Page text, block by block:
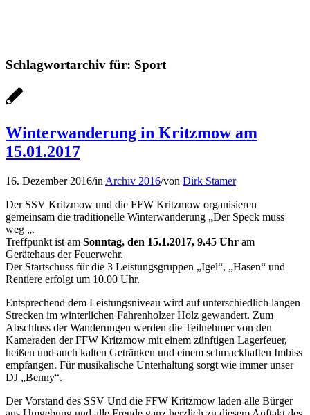
Schlagwortarchiv für: Sport
Winterwanderung in Kritzmow am
15.01.2017
16. Dezember 2016/in Archiv 2016/von Dirk Stamer
Der SSV Kritzmow und die FFW Kritzmow organisieren
gemeinsam die traditionelle Winterwanderung „Der Speck muss
weg „.
Treffpunkt ist am Sonntag, den 15.1.2017, 9.45 Uhr am
Gerätehaus der Feuerwehr.
Der Startschuss für die 3 Leistungsgruppen „Igel“, „Hasen“ und
Rentiere erfolgt um 10.00 Uhr.
Entsprechend dem Leistungsniveau wird auf unterschiedlich langen
Strecken im winterlichen Fahrenholzer Holz gewandert. Zum
Abschluss der Wanderungen werden die Teilnehmer von den
Kameraden der FFW Kritzmow mit einem zünftigen Lagerfeuer,
heißen und auch kalten Getränken und einem schmackhaften Imbiss
empfangen. Für musikalische Unterhaltung sorgt wie immer unser
DJ „Benny“.
Der Vorstand des SSV Und die FFW Kritzmow laden alle Bürger